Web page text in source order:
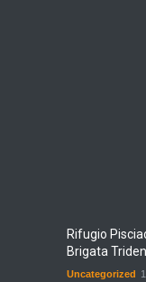
Rifugio
Brigata
Uncategorized